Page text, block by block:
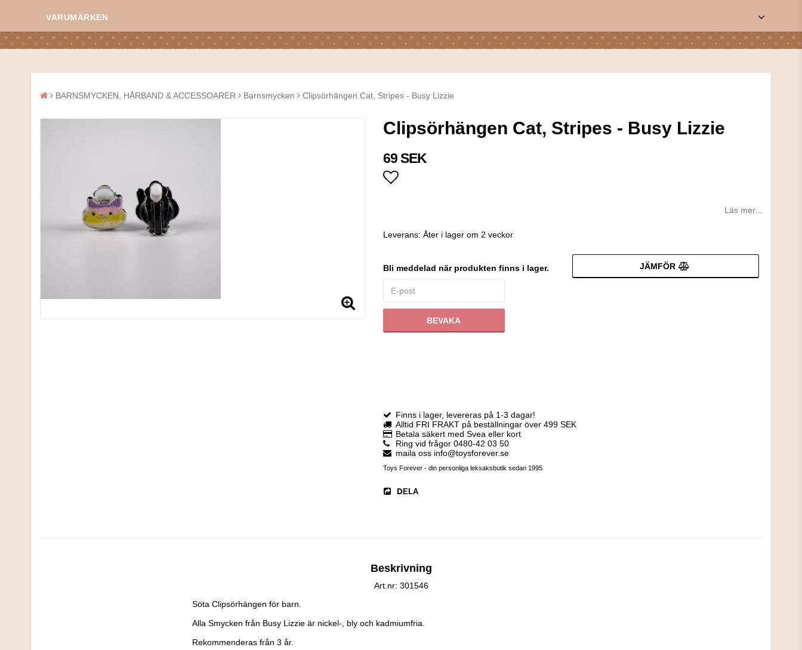
VARUMÄRKEN
BARNSMYCKEN, HÅRBAND & ACCESSOARER Barnsmycken Clipsörhängen Cat, Stripes - Busy Lizzie
Clipsörhängen Cat, Stripes - Busy Lizzie
69 SEK
Läs mer...
Leverans: Åter i lager om 2 veckor
Bli meddelad när produkten finns i lager.
BEVAKA
JÄMFÖR
Finns i lager, levereras på 1-3 dagar!
Alltid FRI FRAKT på beställningar över 499 SEK
Betala säkert med Svea eller kort
Ring vid frågor 0480-42 03 50
maila oss info@toysforever.se
Toys Forever - din personliga leksaksbutik sedan 1995
DELA
Beskrivning
Art.nr: 301546
Söta Clipsörhängen för barn.
Alla Smycken från Busy Lizzie är nickel-, bly och kadmiumfria.
Rekommenderas från 3 år.